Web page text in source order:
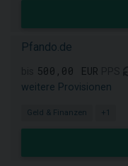
Pfando.de
500,00 EUR
weitere Provisionen
Geld & Finanzen +1